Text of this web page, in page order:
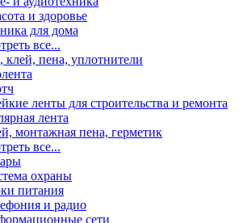
и здоровье
для дома
все...
клей, пена, уплотнители
ленты для строительства и ремонта
лента
монтажная пена, герметик
все...
охраны
питания
и радио
сети